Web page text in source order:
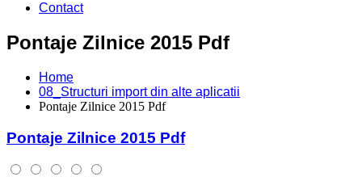
Contact
Pontaje Zilnice 2015 Pdf
Home
08_Structuri import din alte aplicatii
Pontaje Zilnice 2015 Pdf
Pontaje Zilnice 2015 Pdf